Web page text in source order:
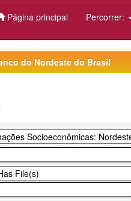
Página principal Percorrer:
do Nordeste do Brasil